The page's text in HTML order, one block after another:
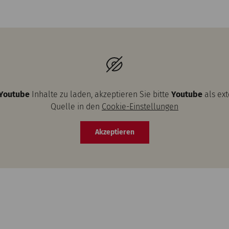
Inhalte zu laden, akzeptieren Sie bitte Youtube als
Quelle in den Cookie-Einstellungen
Akzeptieren